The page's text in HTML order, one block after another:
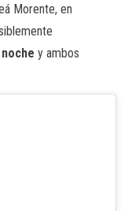
Morente, en
y ambos